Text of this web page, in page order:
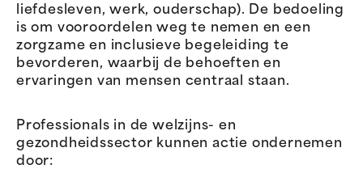
liefdesleven, werk, ouderschap). De bedoeling
is om vooroordelen weg te nemen en een
zorgzame en inclusieve begeleiding te
bevorderen, waarbij de behoeften en
ervaringen van mensen centraal staan.
Professionals in de welzijns- en
gezondheidssector kunnen actie ondernemen
door: